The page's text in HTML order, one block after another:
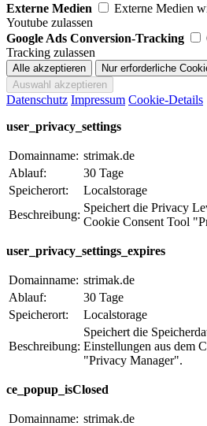
Externe Medien
Externe Medien
Youtube zulassen
Google Ads Conversion-Tracking
Tracking zulassen
Datenschutz Impressum Cookie-Details
user_privacy_settings
Domainname: strimak.de
Ablauf:
30 Tage
Speicherort:
Localstorage
Beschreibung:
Speichert die Privacy
Cookie Consent Tool
user_privacy_settings_expires
Domainname: strimak.de
Ablauf:
30 Tage
Speicherort:
Localstorage
Beschreibung:
Speichert die
Einstellungen aus dem
"Privacy Manager".
ce_popup_isClosed
Domainname: strimak.de